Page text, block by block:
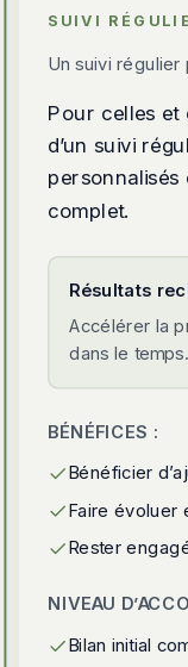
SUIVI
Un suivi
Pour celles et
d’un suivi
personnalisés
complet.
Résultats
Accélérer la
dans le temps.
BÉNÉFICES :
Bénéficier
Faire évoluer
Rester
NIVEAU
Bilan initial